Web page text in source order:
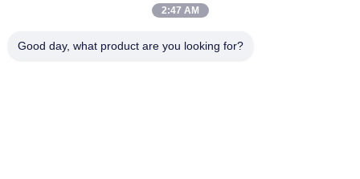
2:47 AM
Good day, what product are you looking for?